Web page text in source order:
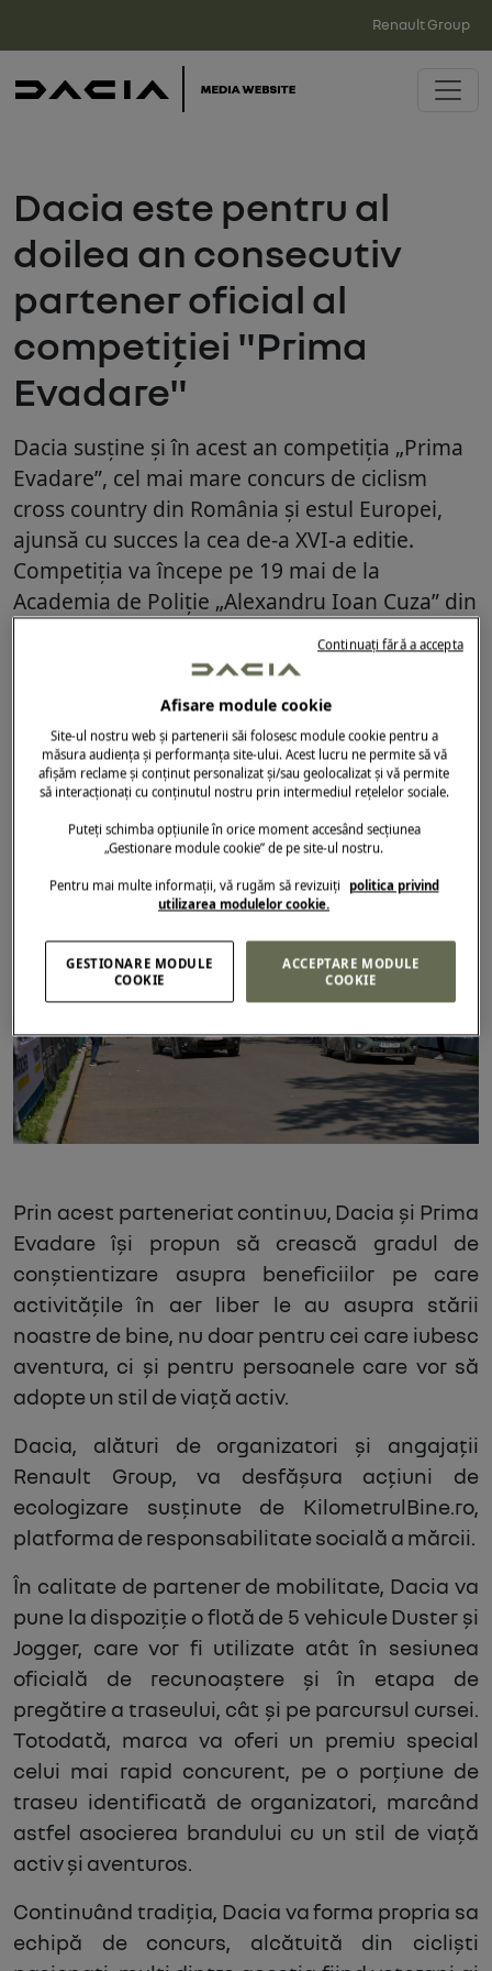
Renault Group
Dacia este pentru al
doilea an consecutiv
partener oficial al
competiției "Prima
Evadare"
Dacia susține și în acest an competiția „Prima
Evadare”, cel mai mare concurs de ciclism
cross country din România și estul Europei,
ajunsă cu succes la cea de-a XVI-a editie.
Competiția va începe pe 19 mai de la
Academia de Poliție „Alexandru Ioan Cuza” din
București și se va încheia în Snagov, pe un
circuit îmbunătățit ce combină traseul prin
păduri și drumuri nepavate, pe o distanță de
55 de km.
09.04.2024
Prin acest parteneriat continuu, Dacia și Prima
Evadare își propun să crească gradul de
conștientizare asupra beneficiilor pe care
activitățile în aer liber le au asupra stării
noastre de bine, nu doar pentru cei care iubesc
aventura, ci și pentru persoanele care vor să
adopte un stil de viață activ.
Dacia, alături de organizatori și angajații
Renault Group, va desfășura acțiuni de
ecologizare susținute de KilometrulBine.ro,
platforma de responsabilitate socială a mărcii.
În calitate de partener de mobilitate, Dacia va
pune la dispoziție o flotă de 5 vehicule Duster și
Jogger, care vor fi utilizate atât în sesiunea
oficială de recunoaștere și în etapa de
pregătire a traseului, cât și pe parcursul cursei.
Totodată, marca va oferi un premiu special
celui mai rapid concurent, pe o porțiune de
traseu identificată de organizatori, marcând
astfel asocierea brandului cu un stil de viață
activ și aventuros.
Continuând tradiția, Dacia va forma propria sa
echipă de concurs, alcătuită din cicliști
Afisare module cookie
Site-ul nostru web și partenerii săi folosesc module cookie pentru a
măsura audiența și performanța site-ului. Acest lucru ne permite să vă
afișăm reclame și conținut personalizat și/sau geolocalizat și vă permite
să interacționați cu conținutul nostru prin intermediul rețelelor sociale.
Puteți schimba opțiunile în orice moment accesând secțiunea
„Gestionare module cookie” de pe site-ul nostru.
Pentru mai multe informații, vă rugăm să revizuiți politica privind
utilizarea modulelor cookie.
ACCEPTARE MODULE
COOKIE
GESTIONARE MODULE
COOKIE
Continuați fără a accepta